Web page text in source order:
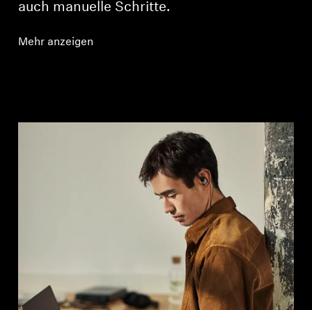
auch manuelle Schritte.
Mehr anzeigen